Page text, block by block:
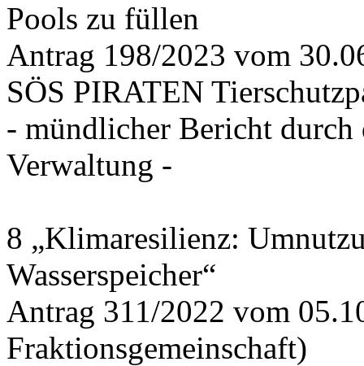
Pools zu füllen
Antrag 198/2023 vom
SÖS PIRATEN
- mündlicher Bericht
Verwaltung -
8 „Klimaresilienz:
Wasserspeicher“
Antrag 311/2022 vom
Fraktionsgemeinschaft)